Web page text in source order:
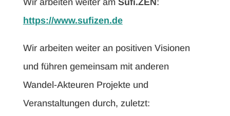
Wir arbeiten weiter amSufi.ZEN:
https://www.sufizen.de
Wir arbeiten weiter an positiven Visionen
und führen gemeinsam mit anderen
Wandel-Akteuren Projekte und
Veranstaltungen durch, zuletzt: